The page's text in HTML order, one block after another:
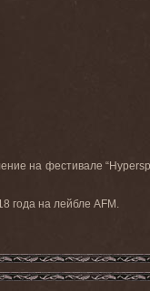
на фестивале “
года на лейбле AFM.